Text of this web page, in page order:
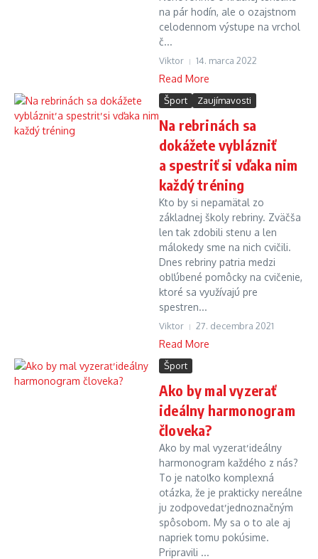
na pár hodín, ale o ozajstnom
celodennom výstupe na vrchol
č...
Viktor 14. marca 2022
Read More
Šport Zaujímavosti
Na rebrinách sa
dokážete vyblázniť
a spestriť si vďaka nim
každý tréning
Kto by si nepamätal zo
základnej školy rebriny. Zväčša
len tak zdobili stenu a len
málokedy sme na nich cvičili.
Dnes rebriny patria medzi
obľúbené pomôcky na cvičenie,
ktoré sa využívajú pre
spestren...
Viktor 27. decembra 2021
Read More
Šport
Ako by mal vyzerať
ideálny harmonogram
človeka?
Ako by mal vyzerať ideálny
harmonogram každého z nás?
To je natoľko komplexná
otázka, že je prakticky nereálne
ju zodpovedať jednoznačným
spôsobom. My sa o to ale aj
napriek tomu pokúsime.
Pripravili ...